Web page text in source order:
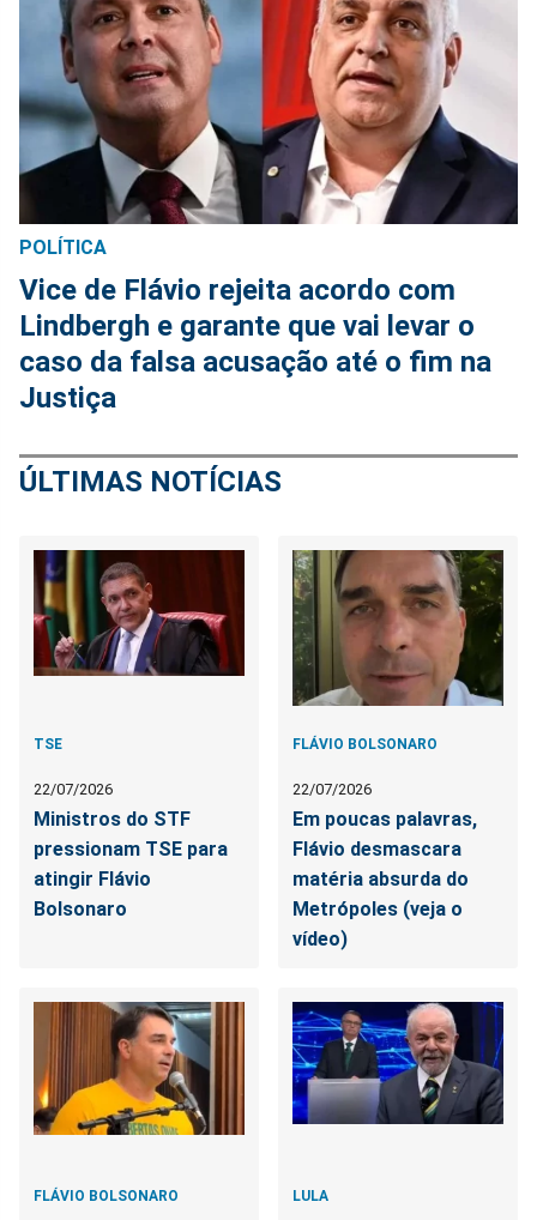
POLÍTICA
Vice de Flávio rejeita acordo com
Lindbergh e garante que vai levar o
caso da falsa acusação até o fim na
Justiça
ÚLTIMAS NOTÍCIAS
TSE
22/07/2026
Ministros do STF
pressionam TSE para
atingir Flávio
Bolsonaro
FLÁVIO BOLSONARO
22/07/2026
Em poucas palavras,
Flávio desmascara
matéria absurda do
Metrópoles (veja o
vídeo)
FLÁVIO BOLSONARO LULA